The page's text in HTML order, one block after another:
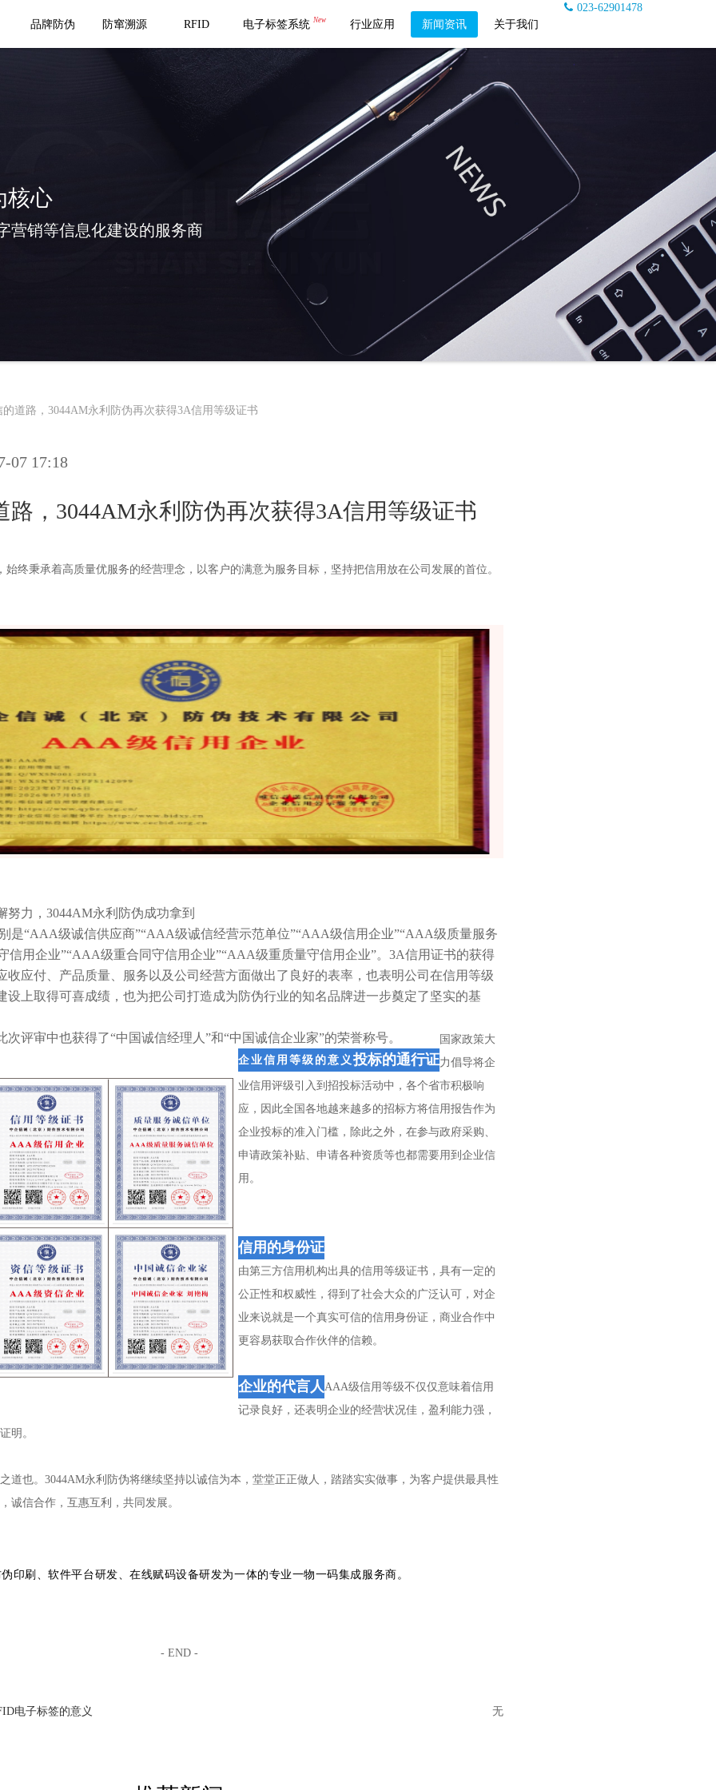
023-62901478
品牌防伪
防窜溯源 RFID 电子标签系统 New 行业应用 新闻资讯 关于我们
核心
营销等信息化建设的服务商
道路，3044AM永利防伪再次获得3A信用等级证书
07 17:18
路，3044AM永利防伪再次获得3A信用等级证书
始终秉承着高质量优服务的经营理念，以客户的满意为服务目标，坚持把信用放在公司发展的首位。
努力，3044AM永利防伪成功拿到
是“AAA级诚信供应商”“AAA级诚信经营示范单位”“AAA级信用企业”“AAA级质量服务
信用企业”“AAA级重合同守信用企业”“AAA级重质量守信用企业”。3A信用证书的获得
收应付、产品质量、服务以及公司经营方面做出了良好的表率，也表明公司在信用等级
设上取得可喜成绩，也为把公司打造成为防伪行业的知名品牌进一步奠定了坚实的基
次评审中也获得了“中国诚信经理人”和“中国诚信企业家”的荣誉称号。
企业信用等级的意义 投标的通行证
国家政策大
力倡导将企
业信用评级引入到招投标活动中，各个省市积极响
应，因此全国各地越来越多的招标方将信用报告作为
企业投标的准入门槛，除此之外，在参与政府采购、
申请政策补贴、申请各种资质等也都需要用到企业信
用。
信用的身份证
由第三方信用机构出具的信用等级证书，具有一定的
公正性和权威性，得到了社会大众的广泛认可，对企
业来说就是一个真实可信的信用身份证，商业合作中
更容易获取合作伙伴的信赖。
企业的代言人AAA级信用等级不仅仅意味着信用
记录良好，还表明企业的经营状况佳，盈利能力强，
明。
道也。3044AM永利防伪将继续坚持以诚信为本，堂堂正正做人，踏踏实实做事，为客户提供最具性
诚信合作，互惠互利，共同发展。
印刷、软件平台研发、在线赋码设备研发为一体的专业一物一码集成服务商。
- END -
电子标签的意义 无